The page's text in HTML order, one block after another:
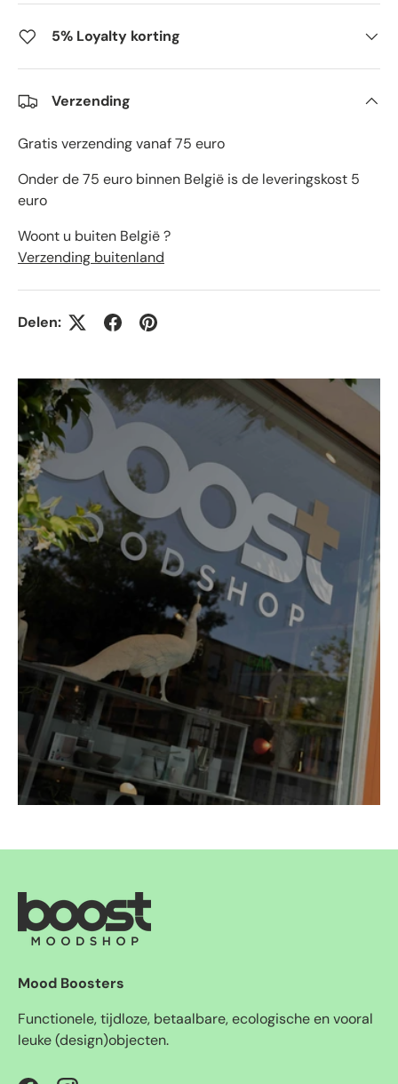
5% Loyalty korting
Verzending
Gratis verzending vanaf 75 euro
Onder de 75 euro binnen België is de leveringskost 5
euro
Woont u buiten België ?
Verzending buitenland
Delen:
Mood Boosters
Functionele, tijdloze, betaalbare, ecologische en vooral
leuke (design)objecten.